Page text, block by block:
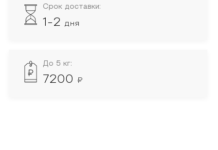
Срок доставки:
1-2 дня
До 5 кг:
7200 ₽